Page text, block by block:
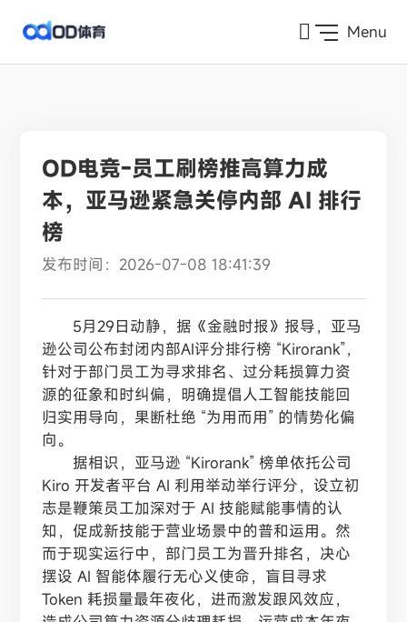
Menu
OD电竞-员工刷榜推高算力成
本，亚马逊紧急关停内部 AI 排行
榜
发布时间：2026-07-08 18:41:39
5月29日动静，据《金融时报》报导，亚马
逊公司公布封闭内部AI评分排行榜 “Kirorank”，
针对于部门员工为寻求排名、过分耗损算力资
源的征象和时纠偏，明确提倡人工智能技能回
归实用导向，果断杜绝 “为用而用” 的情势化偏
向。
据相识，亚马逊 “Kirorank” 榜单依托公司
Kiro 开发者平台 AI 利用举动举行评分，设立初
志是鞭策员工加深对于 AI 技能赋能事情的认
知，促成新技能于营业场景中的普和运用。然
而于现实运行中，部门员工为晋升排名，决心
摆设 AI 智能体履行无心义使命，盲目寻求
Token 耗损量最年夜化，进而激发跟风效应，